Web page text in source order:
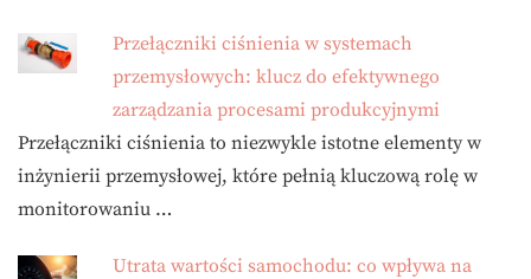
Przełączniki ciśnienia w systemach
przemysłowych: klucz do efektywnego
zarządzania procesami produkcyjnymi
Przełączniki ciśnienia to niezwykle istotne elementy w
inżynierii przemysłowej, które pełnią kluczową rolę w
monitorowaniu …
Utrata wartości samochodu: co wpływa na